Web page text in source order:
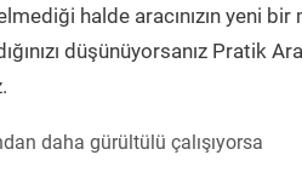
halde aracınızın yeni
düşünüyorsanız Pratik
daha gürültülü çalışıyorsa